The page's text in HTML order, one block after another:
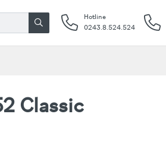
Hotline
0243.8.524.524
Classic